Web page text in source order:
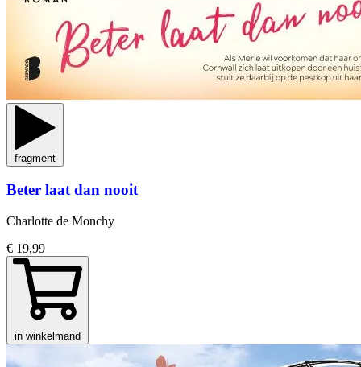
fragment
Beter laat dan nooit
Charlotte de Monchy
€ 19,99
in winkelmand